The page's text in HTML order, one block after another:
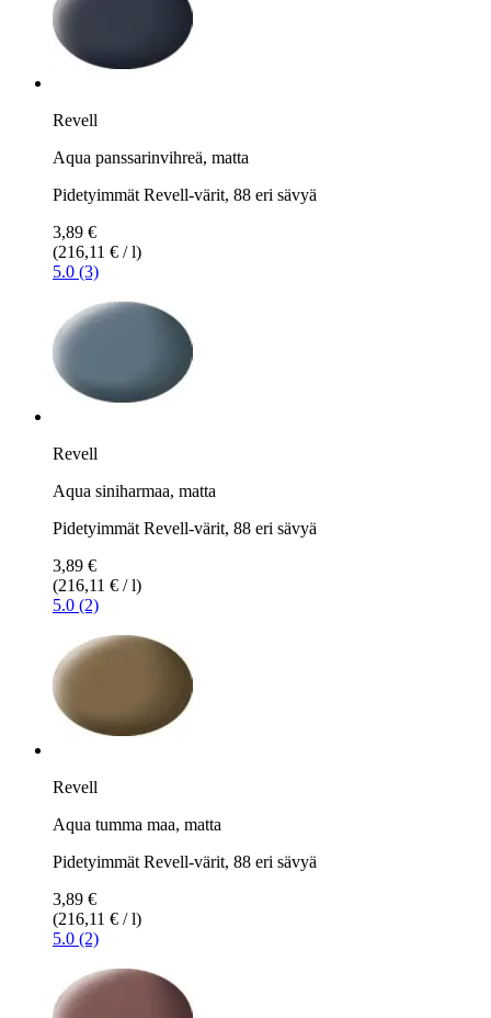
Revell
Aqua panssarinvihreä, matta
Pidetyimmät Revell-värit, 88 eri sävyä
3,89 €
(216,11 € / l)
5.0 (3)
Revell
Aqua siniharmaa, matta
Pidetyimmät Revell-värit, 88 eri sävyä
3,89 €
(216,11 € / l)
5.0 (2)
Revell
Aqua tumma maa, matta
Pidetyimmät Revell-värit, 88 eri sävyä
3,89 €
(216,11 € / l)
5.0 (2)